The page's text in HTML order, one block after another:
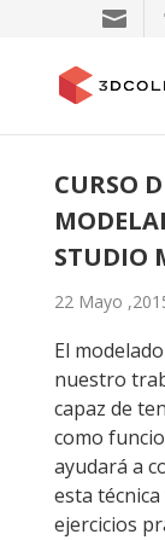
CURSO
STUDIO
22 Mayo
El
nuestro
capaz de
como
ayudará a
esta
ejercicios